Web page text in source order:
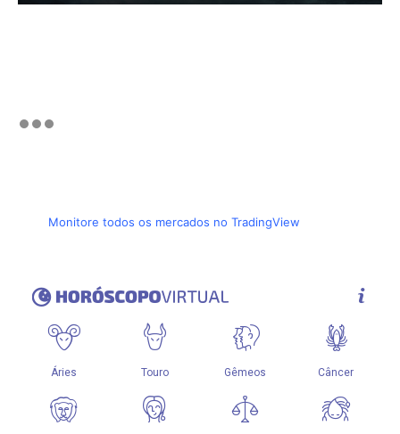
Monitore todos os mercados no TradingView